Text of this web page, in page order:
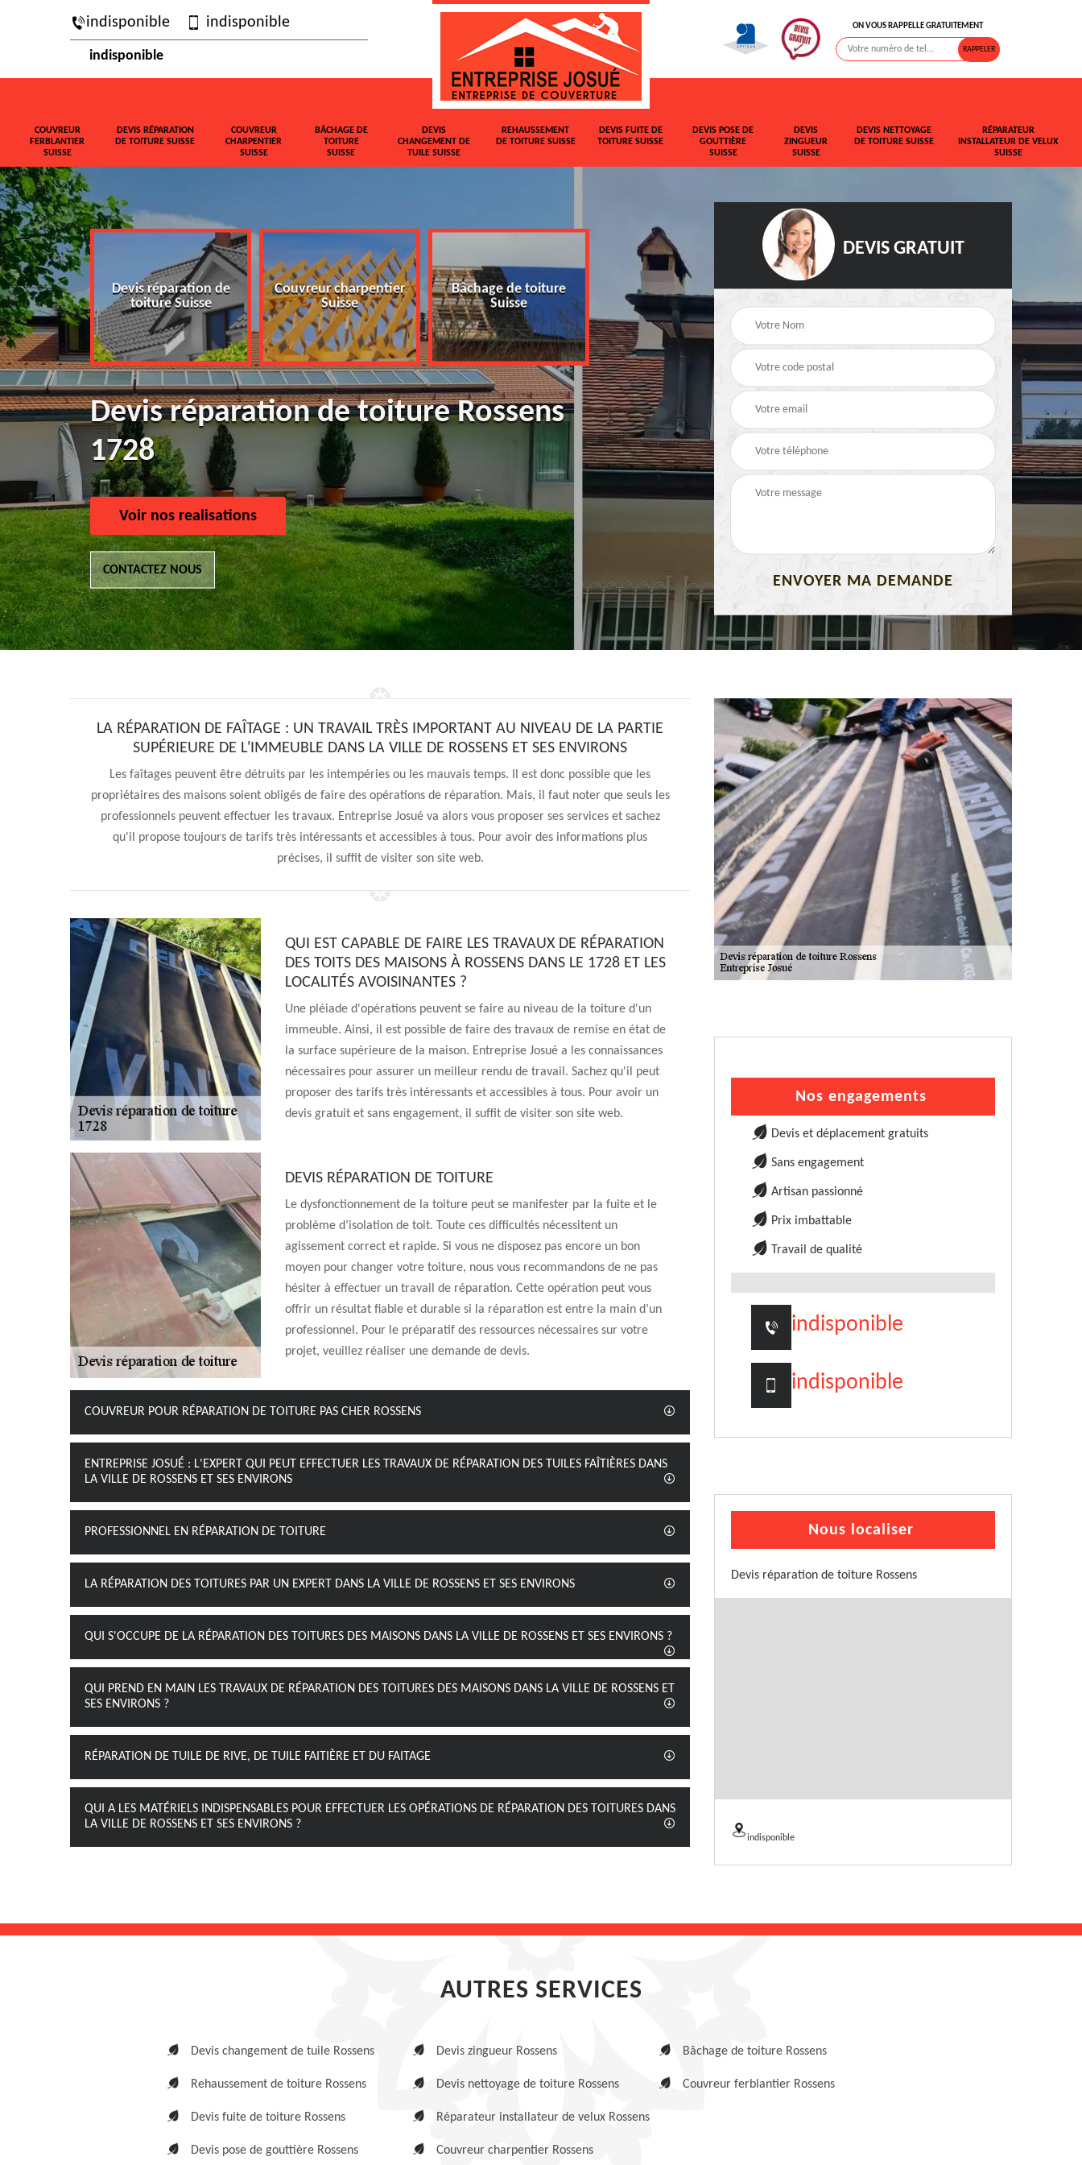
indisponible indisponible
indisponible
ON VOUS RAPPELLE GRATUITEMENT
COUVREUR
FERBLANTIER
SUISSE
DEVIS RÉPARATION
DE TOITURE SUISSE
COUVREUR
CHARPENTIER
SUISSE
BÂCHAGE DE
TOITURE
SUISSE
DEVIS
CHANGEMENT DE
TUILE SUISSE
REHAUSSEMENT
DE TOITURE SUISSE
DEVIS FUITE DE
TOITURE SUISSE
DEVIS POSE DE
GOUTTIÈRE
SUISSE
DEVIS
ZINGUEUR
SUISSE
DEVIS NETTOYAGE
DE TOITURE SUISSE
RÉPARATEUR
INSTALLATEUR DE VELUX
SUISSE
Devis réparation de
toiture Suisse
Couvreur charpentier
Suisse
Bâchage de toiture
Suisse
Devis changement de
tuile Suisse
Rehaussement de
Devis fuite de toiture
Suisse
Devis réparation de toiture Rossens
1728
Voir nos realisations
CONTACTEZ NOUS
DEVIS GRATUIT
LA RÉPARATION DE FAÎTAGE : UN TRAVAIL TRÈS IMPORTANT AU NIVEAU DE LA PARTIE
SUPÉRIEURE DE L'IMMEUBLE DANS LA VILLE DE ROSSENS ET SES ENVIRONS
Les faîtages peuvent être détruits par les intempéries ou les mauvais temps. Il est donc possible que les
propriétaires des maisons soient obligés de faire des opérations de réparation. Mais, il faut noter que seuls les
professionnels peuvent effectuer les travaux. Entreprise Josué va alors vous proposer ses services et sachez
qu'il propose toujours de tarifs très intéressants et accessibles à tous. Pour avoir des informations plus
précises, il suffit de visiter son site web.
QUI EST CAPABLE DE FAIRE LES TRAVAUX DE RÉPARATION
DES TOITS DES MAISONS À ROSSENS DANS LE 1728 ET LES
LOCALITÉS AVOISINANTES ?
Une pléiade d'opérations peuvent se faire au niveau de la toiture d'un
immeuble. Ainsi, il est possible de faire des travaux de remise en état de
la surface supérieure de la maison. Entreprise Josué a les connaissances
nécessaires pour assurer un meilleur rendu de travail. Sachez qu'il peut
proposer des tarifs très intéressants et accessibles à tous. Pour avoir un
devis gratuit et sans engagement, il suffit de visiter son site web.
DEVIS RÉPARATION DE TOITURE
Le dysfonctionnement de la toiture peut se manifester par la fuite et le
problème d’isolation de toit. Toute ces difficultés nécessitent un
agissement correct et rapide. Si vous ne disposez pas encore un bon
moyen pour changer votre toiture, nous vous recommandons de ne pas
hésiter à effectuer un travail de réparation. Cette opération peut vous
offrir un résultat fiable et durable si la réparation est entre la main d’un
professionnel. Pour le préparatif des ressources nécessaires sur votre
projet, veuillez réaliser une demande de devis.
COUVREUR POUR RÉPARATION DE TOITURE PAS CHER ROSSENS
ENTREPRISE JOSUÉ : L'EXPERT QUI PEUT EFFECTUER LES TRAVAUX DE RÉPARATION DES TUILES FAÎTIÈRES DANS
LA VILLE DE ROSSENS ET SES ENVIRONS
PROFESSIONNEL EN RÉPARATION DE TOITURE
LA RÉPARATION DES TOITURES PAR UN EXPERT DANS LA VILLE DE ROSSENS ET SES ENVIRONS
QUI S'OCCUPE DE LA RÉPARATION DES TOITURES DES MAISONS DANS LA VILLE DE ROSSENS ET SES ENVIRONS ?
QUI PREND EN MAIN LES TRAVAUX DE RÉPARATION DES TOITURES DES MAISONS DANS LA VILLE DE ROSSENS ET
SES ENVIRONS ?
RÉPARATION DE TUILE DE RIVE, DE TUILE FAITIÈRE ET DU FAITAGE
QUI A LES MATÉRIELS INDISPENSABLES POUR EFFECTUER LES OPÉRATIONS DE RÉPARATION DES TOITURES DANS
LA VILLE DE ROSSENS ET SES ENVIRONS ?
Nos engagements
Devis et déplacement gratuits
Sans engagement
Artisan passionné
Prix imbattable
Travail de qualité
indisponible
indisponible
Nous localiser
Devis réparation de toiture Rossens
indisponible
AUTRES SERVICES
Devis changement de tuile Rossens
Rehaussement de toiture Rossens
Devis fuite de toiture Rossens
Devis pose de gouttière Rossens
Devis zingueur Rossens
Devis nettoyage de toiture Rossens
Réparateur installateur de velux Rossens
Couvreur charpentier Rossens
Bâchage de toiture Rossens
Couvreur ferblantier Rossens